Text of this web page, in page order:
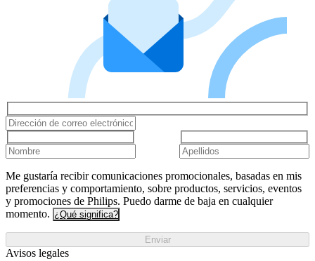
Me gustaría recibir comunicaciones promocionales, basadas en mis
preferencias y comportamiento, sobre productos, servicios, eventos
y promociones de Philips. Puedo darme de baja en cualquier
momento. ¿Qué significa?
Enviar
Avisos legales